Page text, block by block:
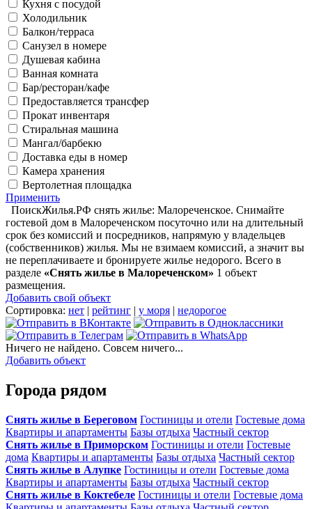
Кухня с посудой
Холодильник
Балкон/терраса
Санузел в номере
Душевая кабина
Ванная комната
Бар/ресторан/кафе
Предоставляется трансфер
Прокат инвентаря
Стиральная машина
Мангал/барбекю
Доставка еды в номер
Камера хранения
Вертолетная площадка
Применить
ПоискЖилья.РФ снять жилье: Малореченское. Снимайте
гостевой дом в Малореченском посуточно или на длительный
срок без комиссий и посредников, напрямую у владельцев
(собственников) жилья. Мы не взимаем комиссий, а значит вы
не переплачиваете и бронируете жилье недорого. Всего в
разделе «Снять жилье в Малореченском» 1 объект
размещения.
Добавить свой объект
Сортировка: нет | рейтинг | у моря | недорогое
Ничего не найдено. Совсем ничего...
Добавить объект
Города рядом
Снять жилье в Береговом Гостиницы и отели Гостевые дома
Квартиры и апартаменты Базы отдыха Частный сектор
Снять жилье в Приморском Гостиницы и отели Гостевые
дома Квартиры и апартаменты Базы отдыха Частный сектор
Снять жилье в Алупке Гостиницы и отели Гостевые дома
Квартиры и апартаменты Базы отдыха Частный сектор
Снять жилье в Коктебеле Гостиницы и отели Гостевые дома